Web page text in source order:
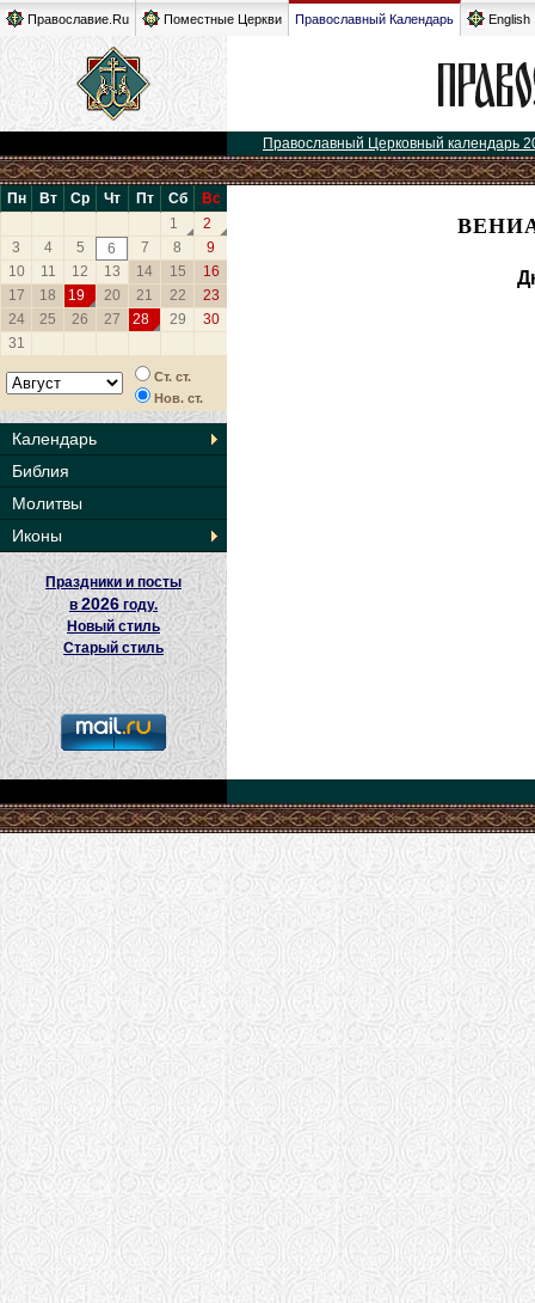
Православие.Ru Поместные Церкви Православный Календарь English
Православный Церковный календарь
Пн Вт Ср Чт Пт Сб
Вс
1
2
3
4 5 6 7 8
9
10
11 12 13 14 15
16
17
18 19 20 21 22
23
24
25 26 27 28 29
30
31
Ст. ст.
Нов. ст.
Календарь
Библия
Молитвы
Иконы
Праздники и посты
в2026 году.
Новый стиль
Старый стиль